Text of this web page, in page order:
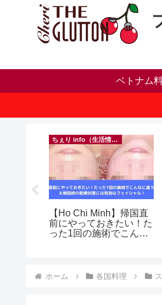
ベトナム
ちぇり info（生活情報）
【Ho Chi Minh】帰国直
前にやっておきたい！た
った1回の施術でこんな
ホーム 各国料理